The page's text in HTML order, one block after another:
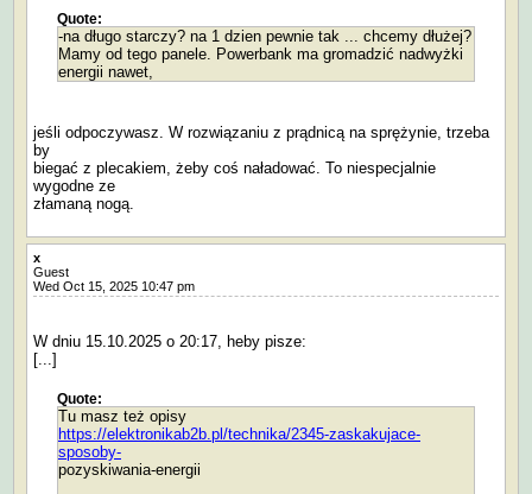
Quote:
-na długo starczy? na 1 dzien pewnie tak ... chcemy dłużej?
Mamy od tego panele. Powerbank ma gromadzić nadwyżki
energii nawet,
jeśli odpoczywasz. W rozwiązaniu z prądnicą na sprężynie, trzeba
by
biegać z plecakiem, żeby coś naładować. To niespecjalnie
wygodne ze
złamaną nogą.
x
Guest
Wed Oct 15, 2025 10:47 pm
W dniu 15.10.2025 o 20:17, heby pisze:
[...]
Quote:
Tu masz też opisy
https://elektronikab2b.pl/technika/2345-zaskakujace-
sposoby-
pozyskiwania-energii